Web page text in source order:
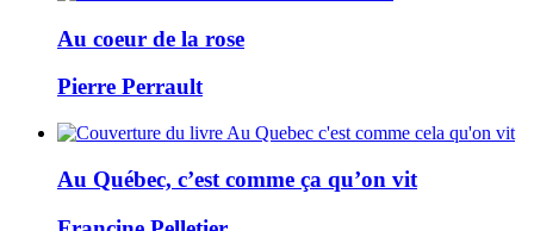
Au coeur de la rose
Pierre Perrault
Au Québec, c’est comme ça qu’on vit